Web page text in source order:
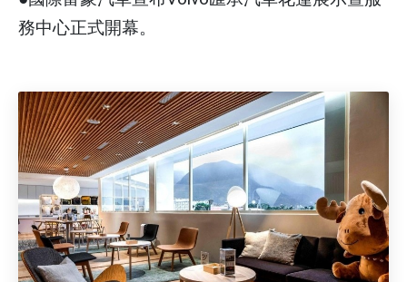
務中心正式開幕。